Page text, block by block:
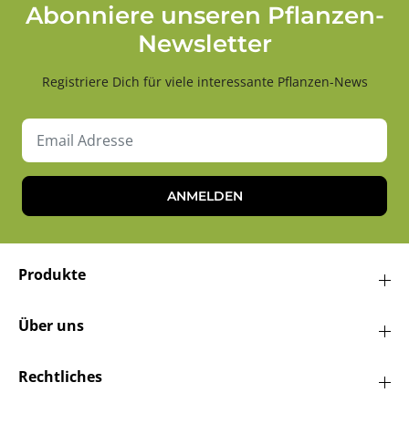
Abonniere unseren Pflanzen-
Newsletter
Registriere Dich für viele interessante Pflanzen-News
ANMELDEN
Produkte
Über uns
Rechtliches